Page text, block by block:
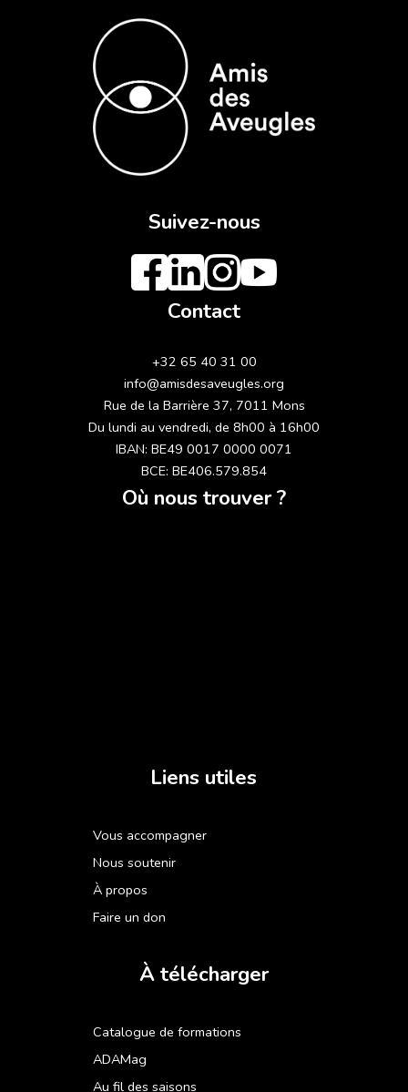
Suivez-nous
Contact
+32 65 40 31 00
info@amisdesaveugles.org
Rue de la Barrière 37, 7011 Mons
Du lundi au vendredi, de 8h00 à 16h00
IBAN: BE49 0017 0000 0071
BCE: BE406.579.854
Où nous trouver ?
Liens utiles
Vous accompagner
Nous soutenir
À propos
Faire un don
À télécharger
Catalogue de formations
ADAMag
Au fil des saisons